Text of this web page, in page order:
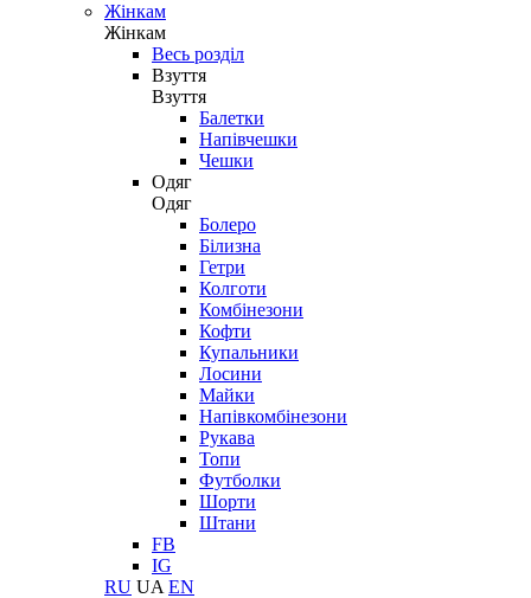
Жінкам
Жінкам
Весь розділ
Взуття
Взуття
Балетки
Напівчешки
Чешки
Одяг
Одяг
Болеро
Білизна
Гетри
Колготи
Комбінезони
Кофти
Купальники
Лосини
Майки
Напівкомбінезони
Рукава
Топи
Футболки
Шорти
Штани
FB
IG
RU UA EN